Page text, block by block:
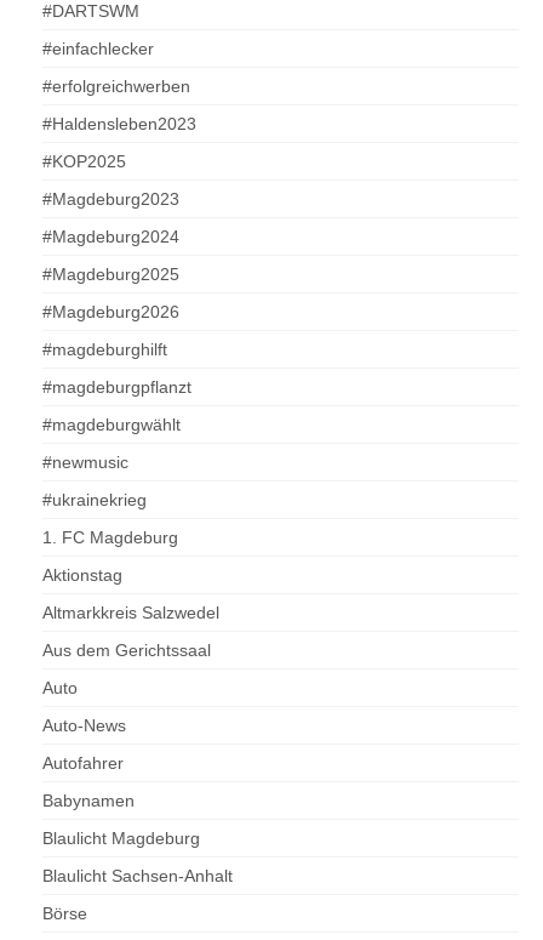
#DARTSWM
#einfachlecker
#erfolgreichwerben
#Haldensleben2023
#KOP2025
#Magdeburg2023
#Magdeburg2024
#Magdeburg2025
#Magdeburg2026
#magdeburghilft
#magdeburgpflanzt
#magdeburgwählt
#newmusic
#ukrainekrieg
1. FC Magdeburg
Aktionstag
Altmarkkreis Salzwedel
Aus dem Gerichtssaal
Auto
Auto-News
Autofahrer
Babynamen
Blaulicht Magdeburg
Blaulicht Sachsen-Anhalt
Börse